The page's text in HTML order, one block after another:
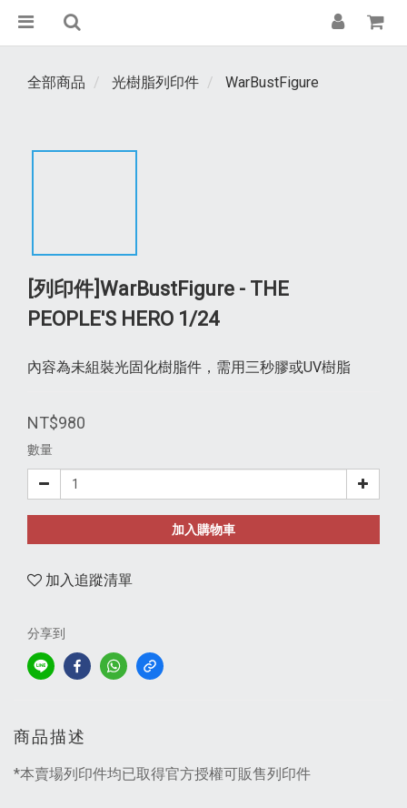
全部商品 光樹脂列印件 WarBustFigure
[列印件]WarBustFigure - THE
PEOPLE'S HERO 1/24
內容為未組裝光固化樹脂件，需用三秒膠或UV樹脂
NT$980
數量
加入購物車
加入追蹤清單
分享到
商品描述
*本賣場列印件均已取得官方授權可販售列印件